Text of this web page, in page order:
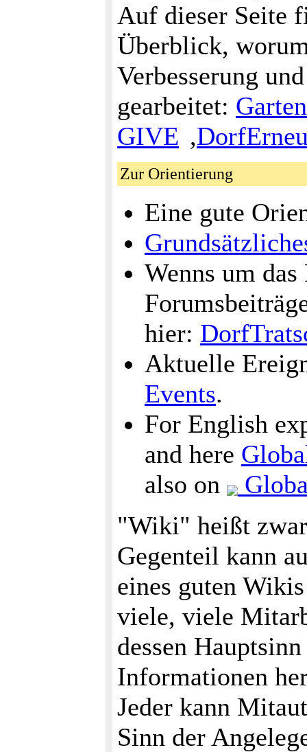
Auf dieser Seite
Überblick,
Verbesserung
gearbeitet:
GIVE ,
Zur Orientierung
Eine gute
Wenns um
hier:
Aktuelle
Events.
For English
and here
also on
"Wiki" heißt
Gegenteil kann
eines guten
viele, viele
dessen
Informationen
Jeder kann
Sinn der